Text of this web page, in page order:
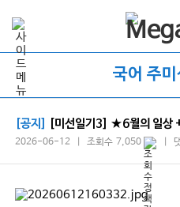
국어 주
[공지] [미선일기3] ★6월의 일상
2026-06-12 | 조회수 7,050 |